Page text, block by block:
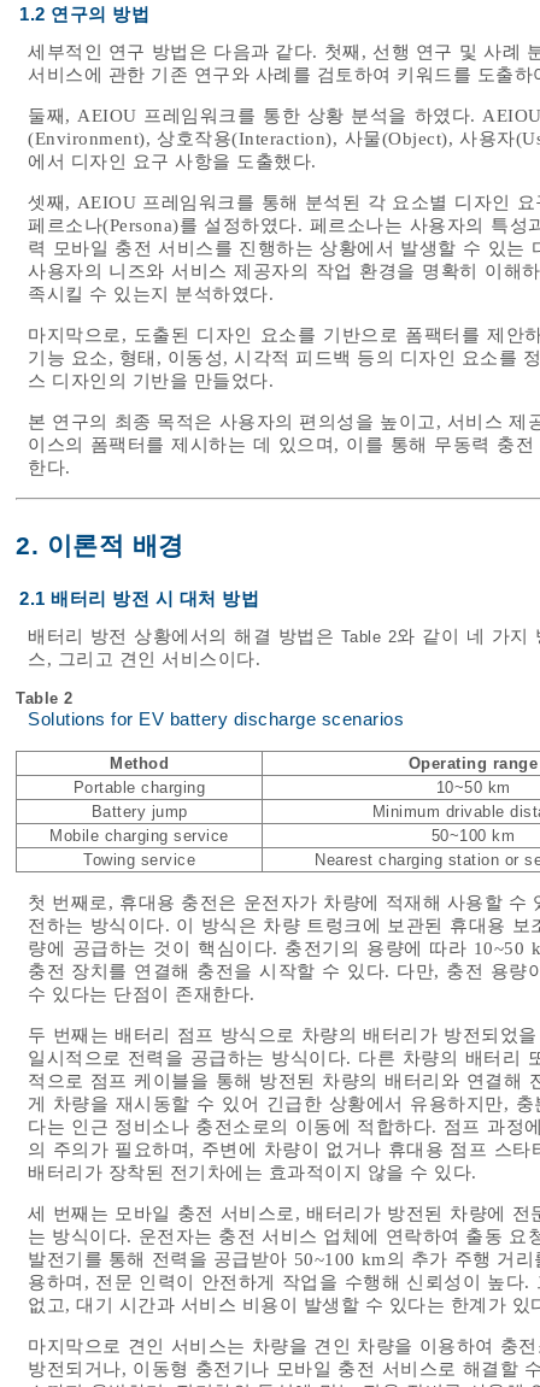
1.2 연구의 방법
세부적인 연구 방법은 다음과 같다. 첫째, 선행 연구 및 사례
서비스에 관한 기존 연구와 사례를 검토하여 키워드를 도출하
둘째, AEIOU 프레임워크를 통한 상황 분석을 하였다.
(Environment), 상호작용(Interaction), 사물(Object), 사용자
에서 디자인 요구 사항을 도출했다.
셋째, AEIOU 프레임워크를 통해 분석된 각 요소별 디자인
페르소나(Persona)를 설정하였다. 페르소나는 사용자의 특
력 모바일 충전 서비스를 진행하는 상황에서 발생할 수 있는
사용자의 니즈와 서비스 제공자의 작업 환경을 명확히 이해
족시킬 수 있는지 분석하였다.
마지막으로, 도출된 디자인 요소를 기반으로 폼팩터를 제안
기능 요소, 형태, 이동성, 시각적 피드백 등의 디자인 요소를
스 디자인의 기반을 만들었다.
본 연구의 최종 목적은 사용자의 편의성을 높이고, 서비스
이스의 폼팩터를 제시하는 데 있으며, 이를 통해 무동력 충
한다.
2. 이론적 배경
2.1 배터리 방전 시 대처 방법
배터리 방전 상황에서의 해결 방법은 Table 2와 같이 네 가지
스, 그리고 견인 서비스이다.
Table 2
Solutions for EV battery discharge scenarios
Method
Operating range
Portable charging
10~50 km
Battery jump
Minimum drivable
Mobile charging service
50~100 km
Towing service
Nearest charging station or
첫 번째로, 휴대용 충전은 운전자가 차량에 적재해 사용할
전하는 방식이다. 이 방식은 차량 트렁크에 보관된 휴대용
량에 공급하는 것이 핵심이다. 충전기의 용량에 따라
충전 장치를 연결해 충전을 시작할 수 있다. 다만, 충전 용
수 있다는 단점이 존재한다.
두 번째는 배터리 점프 방식으로 차량의 배터리가 방전되었
일시적으로 전력을 공급하는 방식이다. 다른 차량의 배터리
적으로 점프 케이블을 통해 방전된 차량의 배터리와 연결해
게 차량을 재시동할 수 있어 긴급한 상황에서 유용하지만,
다는 인근 정비소나 충전소로의 이동에 적합하다. 점프 과정
의 주의가 필요하며, 주변에 차량이 없거나 휴대용 점프 스
배터리가 장착된 전기차에는 효과적이지 않을 수 있다.
세 번째는 모바일 충전 서비스로, 배터리가 방전된 차량에
는 방식이다. 운전자는 충전 서비스 업체에 연락하여 출동
발전기를 통해 전력을 공급받아 50~100 km의 추가 주행 거
용하며, 전문 인력이 안전하게 작업을 수행해 신뢰성이 높다
없고, 대기 시간과 서비스 비용이 발생할 수 있다는 한계가 있
마지막으로 견인 서비스는 차량을 견인 차량을 이용하여 충
방전되거나, 이동형 충전기나 모바일 충전 서비스로 해결할